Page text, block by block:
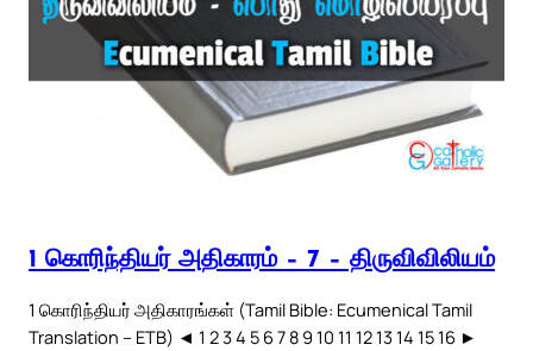
1 கொரிந்தியர் அதிகாரம் – 7 – திருவிவிலியம்
1 கொரிந்தியர் அதிகாரங்கள் (Tamil Bible: Ecumenical Tamil
Translation – ETB) ◄ 1 2 3 4 5 6 7 8 9 10 11 12 13 14 15 16 ►